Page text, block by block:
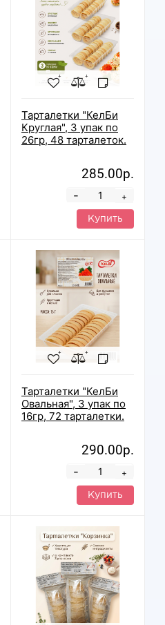
Тарталетки "КелБи
Круглая", 3 упак по
26гр, 48 тарталеток.
285.00р.
+
-
Купить
Тарталетки "КелБи
Овальная", 3 упак по
16гр, 72 тарталетки.
290.00р.
+
-
Купить